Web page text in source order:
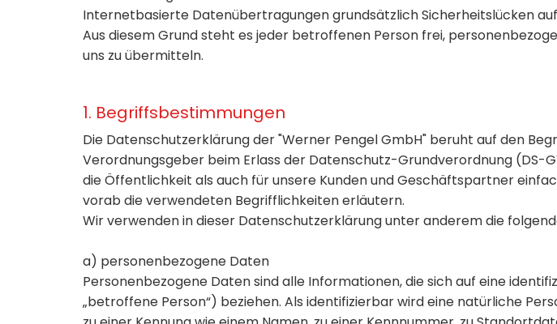
Internetbasierte Datenübertragungen grundsätzlich Sicherheitslücken
Aus diesem Grund steht es jeder betroffenen Person frei,
uns zu übermitteln.
1. Begriffsbestimmungen
Die Datenschutzerklärung der "Werner Pengel GmbH" beruht auf den
Verordnungsgeber beim Erlass der Datenschutz-Grundverordnung
die Öffentlichkeit als auch für unsere Kunden und Geschäftspartner
vorab die verwendeten Begrifflichkeiten erläutern.
Wir verwenden in dieser Datenschutzerklärung unter anderem die
a) personenbezogene Daten
Personenbezogene Daten sind alle Informationen, die sich auf eine
„betroffene Person“) beziehen. Als identifizierbar wird eine natürliche